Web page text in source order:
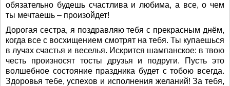
обязательно будешь счастлива и любима, а все, о чем
ты мечтаешь – произойдет!
Дорогая сестра, я поздравляю тебя с прекрасным днём,
когда все с восхищением смотрят на тебя. Ты купаешься
в лучах счастья и веселья. Искрится шампанское: в твою
честь произносят тосты друзья и подруги. Пусть это
волшебное состояние праздника будет с тобою всегда.
Здоровья тебе, успехов и исполнения желаний! За тебя,